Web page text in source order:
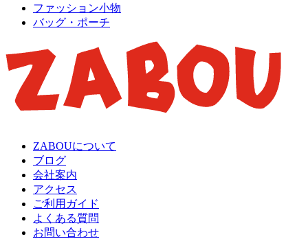
ファッション小物
バッグ・ポーチ
ZABOUについて
ブログ
会社案内
アクセス
ご利用ガイド
よくある質問
お問い合わせ